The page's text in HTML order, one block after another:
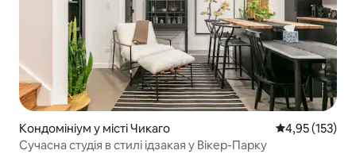
Кондомініум у місті Чикаго Середня
4,95 (153)
Сучасна студія в стилі ідзакая у Вікер-Парку